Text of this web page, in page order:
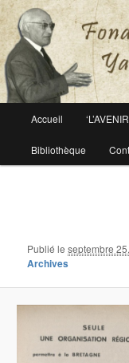
Fondation
Le site officiel de la
principal
Aller
au
Accueil
Bibliothèque
Publié leseptembre
Archives